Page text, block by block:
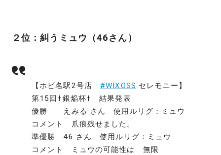
２位：糾うミュウ（46さん）
【ホビ名駅2号店 #WIXOSS セレモニー】
第15回†銀焔杯† 結果発表
優勝 えみる さん 使用ルリグ：ミュウ
コメント 爪痕残せました。
準優勝 46 さん 使用ルリグ：ミュウ
コメント ミュウの可能性は 無限